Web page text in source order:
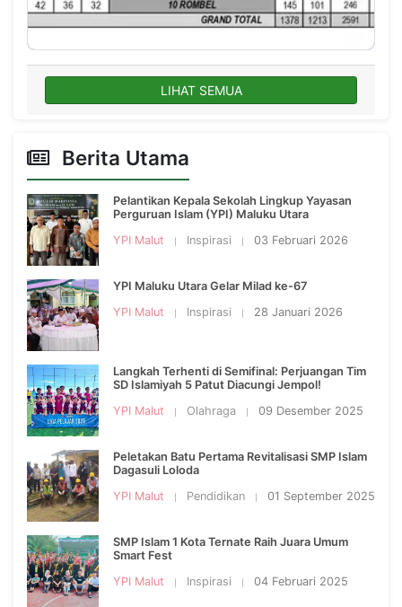
LIHAT SEMUA
Berita Utama
Pelantikan Kepala Sekolah Lingkup Yayasan
Perguruan Islam (YPI) Maluku Utara
YPI Malut
Inspirasi 03 Februari 2026
YPI Maluku Utara Gelar Milad ke-67
YPI Malut
Inspirasi 28 Januari 2026
Langkah Terhenti di Semifinal: Perjuangan Tim
SD Islamiyah 5 Patut Diacungi Jempol!
YPI Malut
Olahraga 09 Desember 2025
Peletakan Batu Pertama Revitalisasi SMP Islam
Dagasuli Loloda
YPI Malut
Pendidikan 01 September 2025
SMP Islam 1 Kota Ternate Raih Juara Umum
Smart Fest
YPI Malut
Inspirasi 04 Februari 2025